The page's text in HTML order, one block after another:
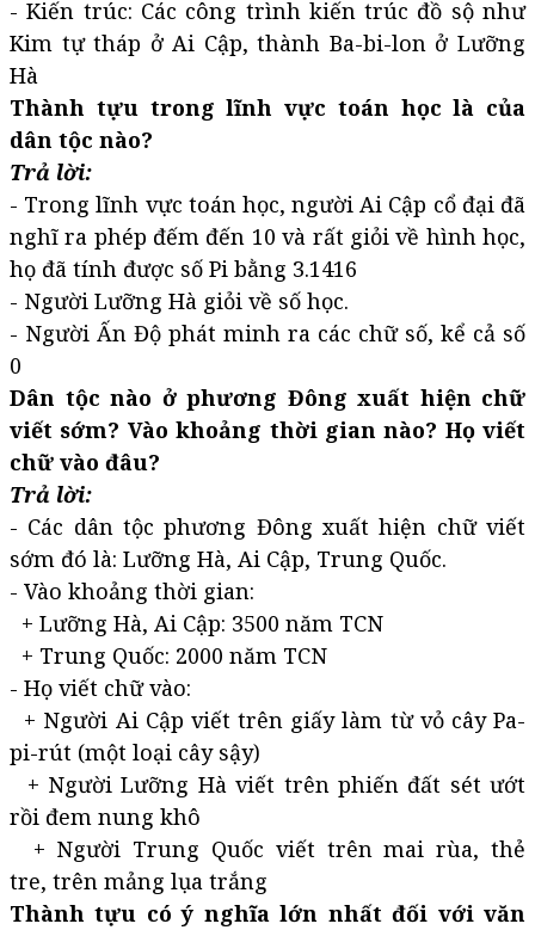
- Kiến trúc: Các công trình kiến trúc đồ sộ như
Kim tự tháp ở Ai Cập, thành Ba-bi-lon ở Lưỡng
Hà
Thành tựu trong lĩnh vực toán học là của
dân tộc nào?
Trả lời:
- Trong lĩnh vực toán học, người Ai Cập cổ đại đã
nghĩ ra phép đếm đến 10 và rất giỏi về hình học,
họ đã tính được số Pi bằng 3.1416
- Người Lưỡng Hà giỏi về số học.
- Người Ấn Độ phát minh ra các chữ số, kể cả số
0
Dân tộc nào ở phương Đông xuất hiện chữ
viết sớm? Vào khoảng thời gian nào? Họ viết
chữ vào đâu?
Trả lời:
- Các dân tộc phương Đông xuất hiện chữ viết
sớm đó là: Lưỡng Hà, Ai Cập, Trung Quốc.
- Vào khoảng thời gian:
+ Lưỡng Hà, Ai Cập: 3500 năm TCN
+ Trung Quốc: 2000 năm TCN
- Họ viết chữ vào:
+ Người Ai Cập viết trên giấy làm từ vỏ cây Pa-
pi-rút (một loại cây sậy)
+ Người Lưỡng Hà viết trên phiến đất sét ướt
rồi đem nung khô
+ Người Trung Quốc viết trên mai rùa, thẻ
tre, trên mảng lụa trắng
Thành tựu có ý nghĩa lớn nhất đối với văn